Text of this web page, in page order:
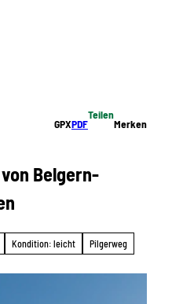
GPXPDF
Teilen
Merken
Belgern-
Kondition: leicht Pilgerweg